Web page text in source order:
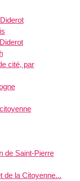
cité, par
de Saint-Pierre
de la Citoyenne...